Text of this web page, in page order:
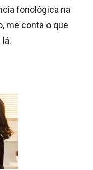
fonológica na
me conta o que